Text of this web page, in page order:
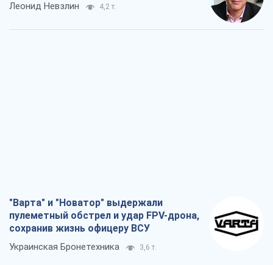
Леонид Невзлин 4,2 т.
"Варта" и "Новатор" выдержали
пулеметный обстрел и удар FPV-дрона,
сохранив жизнь офицеру ВСУ
Украинская Бронетехника 3,6 т.